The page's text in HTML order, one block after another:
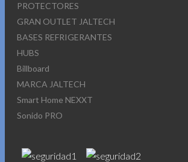
PROTECTORES
GRAN OUTLET JALTECH
BASES REFRIGERANTES
HUBS
Billboard
MARCA JALTECH
Smart Home NEXXT
Sonido PRO